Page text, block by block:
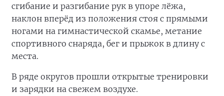
сгибание и разгибание рук в упоре лёжа,
наклон вперёд из положения стоя с прямыми
ногами на гимнастической скамье, метание
спортивного снаряда, бег и прыжок в длину с
места.
В ряде округов прошли открытые тренировки
и зарядки на свежем воздухе.